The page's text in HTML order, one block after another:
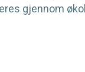
gjennom